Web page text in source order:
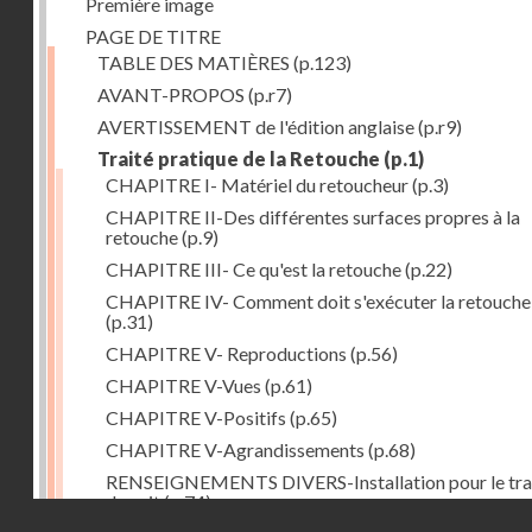
PAGE DE TITRE
TABLE DES MATIÈRES (p.123)
AVANT-PROPOS (p.r7)
AVERTISSEMENT de l'édition anglaise(p.r9)
Traité pratique de la Retouche (p.1)
CHAPITRE I- Matériel du retoucheur(p.3)
CHAPITRE II-Des différentes surfaces propres à la
retouche(p.9)
CHAPITRE III- Ce qu'est la retouche(p.22)
CHAPITRE IV- Comment doit s'exécuter la retouche
(p.31)
CHAPITRE V- Reproductions (p.56)
CHAPITRE V-Vues (p.61)
CHAPITRE V-Positifs (p.65)
CHAPITRE V-Agrandissements (p.68)
RENSEIGNEMENTS DIVERS-Installation pour le
de nuit(p.74)